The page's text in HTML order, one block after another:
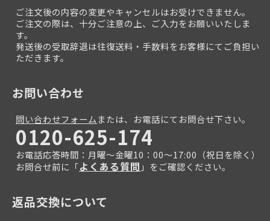
ご注文後の内容の変更やキャンセルはお受けできません。
ご注文の際は、十分ご注意の上、ご入力をお願いいたしま
す。
発送後の受取辞退は往復送料・手数料をお客様にてご負担い
ただきます。
お問い合わせ
問い合わせフォームまたは、お電話にてお問合せ下さい。
0120-625-174
お電話応答時間：月曜～金曜10：00～17:00（祝日を除く）
お問合せ前に「よくある質問 」をご確認ください。
返品交換について